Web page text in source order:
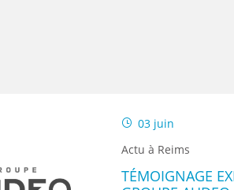
03 juin
Actu à Reims
TÉMOIGNAGE